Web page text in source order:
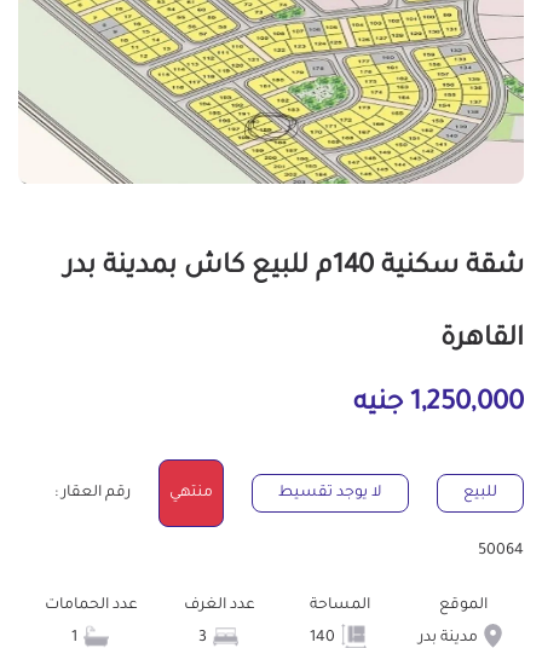
شقة سكنية 140م للبيع كاش بمدينة بدر
القاهرة
1,250,000 جنيه
للبيع لا يوجد تقسيط منتهي رقم العقار :
50064
الموقع
مدينة بدر
المساحة
عدد الغرف
عدد الحمامات